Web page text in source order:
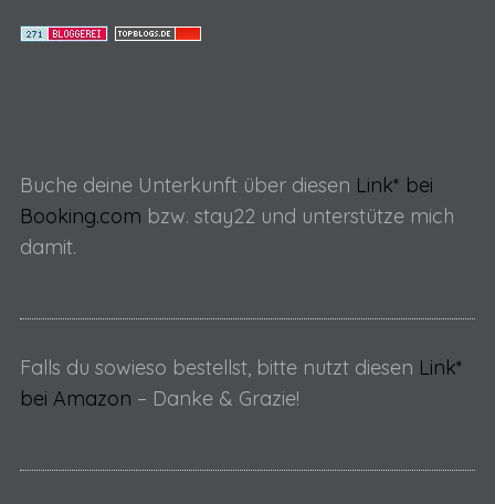
Buche deine Unterkunft über diesen Link* bei
Booking.com bzw. stay22 und unterstütze mich
damit.
Falls du sowieso bestellst, bitte nutzt diesen Link*
bei Amazon – Danke & Grazie!